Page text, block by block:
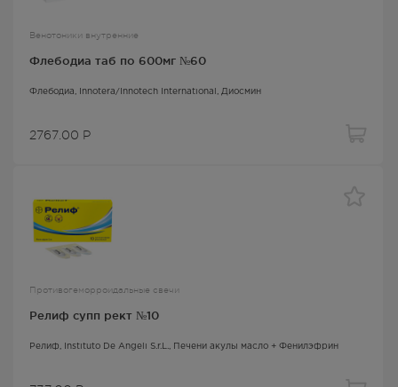
Венотоники внутренние
Флебодиа таб по 600мг №60
Флебодиа , Innotera/Innotech International, Диосмин
2767.00 Р
Противогеморроидальные свечи
Релиф супп рект №10
Релиф , Instituto De Angeli S.r.L., Печени акулы масло + Фенилэфрин